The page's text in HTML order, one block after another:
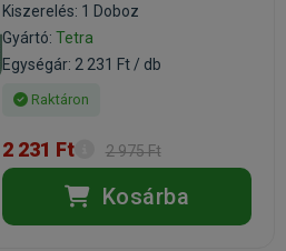
Kiszerelés: 1 Doboz
Gyártó: Tetra
Egységár: 2 231 Ft / db
Raktáron
2 231 Ft 2 975 Ft
Kosárba